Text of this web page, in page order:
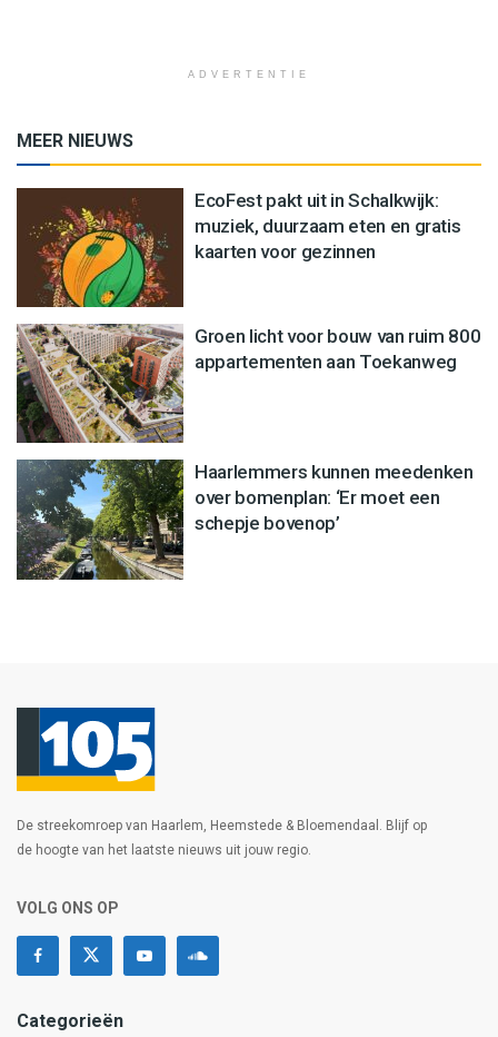
ADVERTENTIE
MEER NIEUWS
EcoFest pakt uit in Schalkwijk:
muziek, duurzaam eten en gratis
kaarten voor gezinnen
Groen licht voor bouw van ruim 800
appartementen aan Toekanweg
Haarlemmers kunnen meedenken
over bomenplan: ‘Er moet een
schepje bovenop’
De streekomroep van Haarlem, Heemstede & Bloemendaal. Blijf op
de hoogte van het laatste nieuws uit jouw regio.
VOLG ONS OP
Categorieën